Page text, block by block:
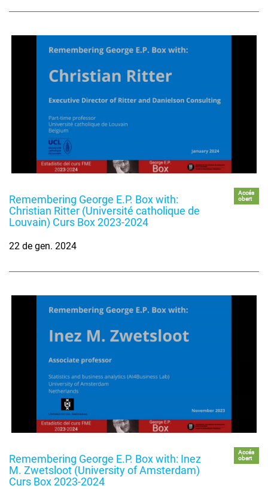
Remembering George E.P. Box with:
Christian Ritter (Université catholique de
Louvain) Curs Box 2023-2024
Accés
obert
22 de gen. 2024
Remembering George E.P. Box with: Inez
M. Zwetsloot (University of Amsterdam)
Curs Box 2023-2024
Accés
obert